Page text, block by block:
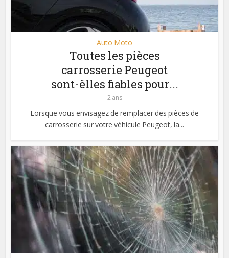
Auto Moto
Toutes les pièces
carrosserie Peugeot
sont-êlles fiables pour...
2 ans
Lorsque vous envisagez de remplacer des pièces de
carrosserie sur votre véhicule Peugeot, la...